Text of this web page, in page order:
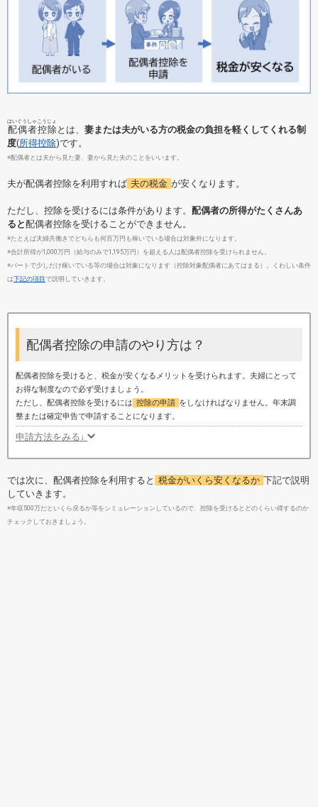
配偶者控除
はいぐうしゃこうじょ
とは、 妻または夫がいる方の税金の負担を軽くしてくれる制
度(所得控除)です。
※配偶者とは夫から見た妻、妻から見た夫のことをいいます。
夫が配偶者控除を利用すれば 夫の税金 が安くなります。
ただし、控除を受けるには条件があります。 配偶者の所得がたくさんあ
ると配偶者控除を受けることができません。
※たとえば夫婦共働きでどちらも何百万円も稼いでいる場合は対象外になります。
※合計所得が1,000万円（給与のみで1,195万円）を超える人は配偶者控除を受けられません。
※パートで少しだけ稼いでいる等の場合は対象になります（控除対象配偶者にあてはまる）。くわしい条件
は下記の項目 で説明していきます。
配偶者控除の申請のやり方は？
配偶者控除を受けると、税金が安くなるメリットを受けられます。夫婦にとって
お得な制度なので必ず受けましょう。
ただし、配偶者控除を受けるには 控除の申請 をしなければなりません。年末調
整または確定申告で申請することになります。
申請方法をみる↓
では次に、配偶者控除を利用すると 税金がいくら安くなるか 下記で説明
していきます。
※年収500万だといくら戻るか等をシミュレーションしているので、控除を受けるとどのくらい得するのか
チェックしておきましょう。